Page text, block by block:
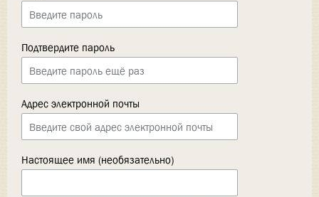
Подтвердите пароль
Адрес электронной почты
Настоящее имя (необязательно)